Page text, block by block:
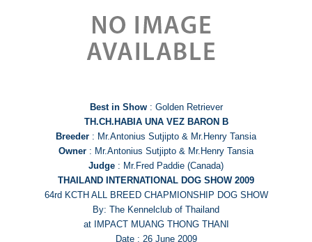
Best in Show : Golden Retriever
TH.CH.HABIA UNA VEZ BARON B
Breeder : Mr.Antonius Sutjipto & Mr.Henry Tansia
Owner : Mr.Antonius Sutjipto & Mr.Henry Tansia
Judge : Mr.Fred Paddie (Canada)
THAILAND INTERNATIONAL DOG SHOW 2009
64rd KCTH ALL BREED CHAPMIONSHIP DOG SHOW
By: The Kennelclub of Thailand
at IMPACT MUANG THONG THANI
Date : 26 June 2009